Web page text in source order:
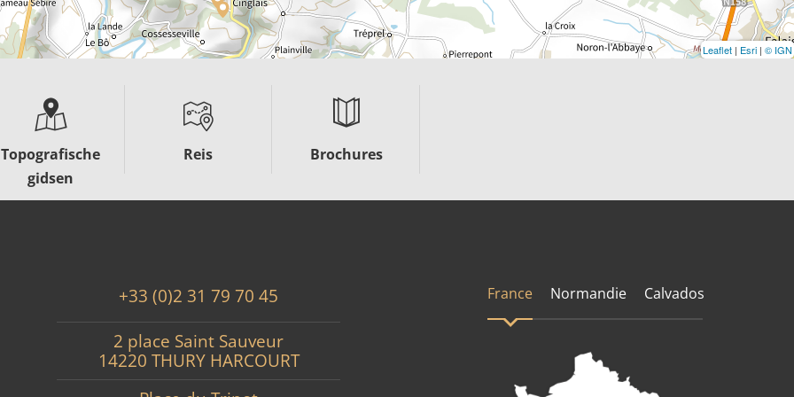
Leaflet | Esri | © IGN
Topografische
gidsen
Reis Brochures
+33 (0)2 31 79 70 45
2 place Saint Sauveur
14220 THURY HARCOURT
France Normandie Calvados